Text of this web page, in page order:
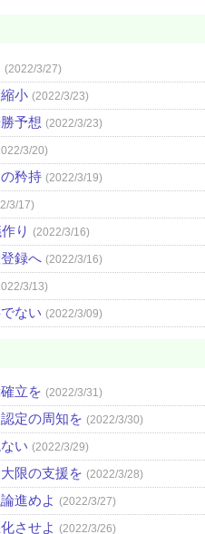
(2022/3/27)
小 (2022/3/23)
予想 (2022/3/23)
3/20)
矜持 (2022/3/19)
3/17)
り (2022/3/16)
録へ (2022/3/16)
3/13)
ない (2022/3/09)
立を (2022/3/31)
定の周知を (2022/3/30)
い (2022/3/29)
限の支援を (2022/3/28)
進めよ (2022/3/27)
させよ (2022/3/26)